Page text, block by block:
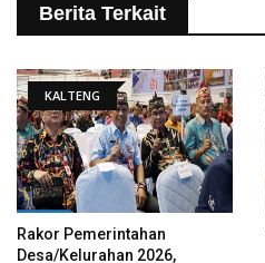
Berita Terkait
KALTENG
Rakor Pemerintahan
Desa/Kelurahan 2026,